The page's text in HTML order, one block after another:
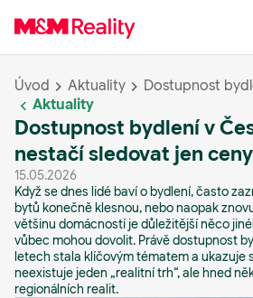
Úvod Aktuality
Aktuality
Dostupnost bydlení v
nestačí sledovat jen
15.05.2026
Když se dnes lidé baví o bydlení, často
bytů konečně klesnou, nebo naopak
většinu domácností je důležitější něco
vůbec mohou dovolit. Právě dostupnost
letech stala klíčovým tématem a ukazuje
neexistuje jeden „realitní trh“, ale hned
regionálních realit.